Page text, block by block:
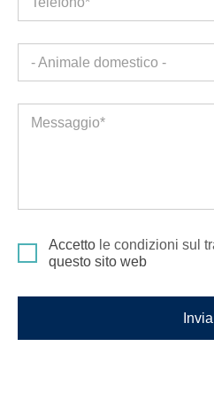
- Animale domestico -
Messaggio*
Accetto le condizioni sul
questo sito web
Invia